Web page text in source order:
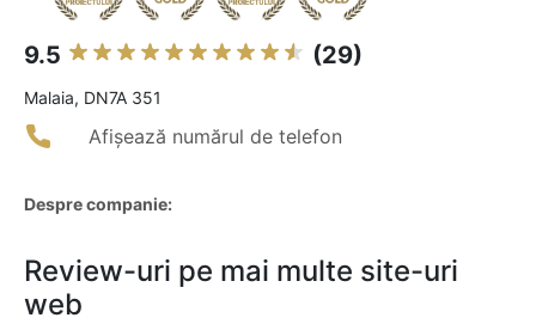
9.5 (29)
Malaia, DN7A 351
Afișează numărul de telefon
Despre companie:
Review-uri pe mai multe site-uri
web